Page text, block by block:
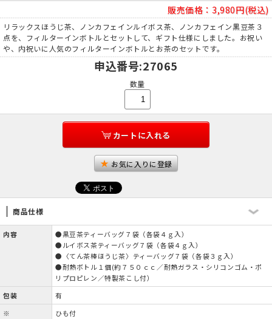
販売価格： 3,980円(税込)
リラックスほうじ茶、ノンカフェインルイボス茶、ノンカフェイン黒豆茶３
点を、フィルターインボトルとセットして、ギフト仕様にしました。お祝い
や、内祝いに人気のフィルターインボトルとお茶のセットです。
申込番号:27065
数量
カートに入れる
お気に入りに登録
商品仕様
内容
●黒豆茶ティーバッグ７袋（各袋４ｇ入）
●ルイボス茶ティーバッグ７袋（各袋４ｇ入）
●〈てん茶棒ほうじ茶〉ティーバッグ７袋（各袋３ｇ入）
●耐熱ボトル１個(約７５０ｃｃ／耐熱ガラス・シリコンゴム・ポ
リプロピレン／特製茶こし付）
包装
有
※
ひも付